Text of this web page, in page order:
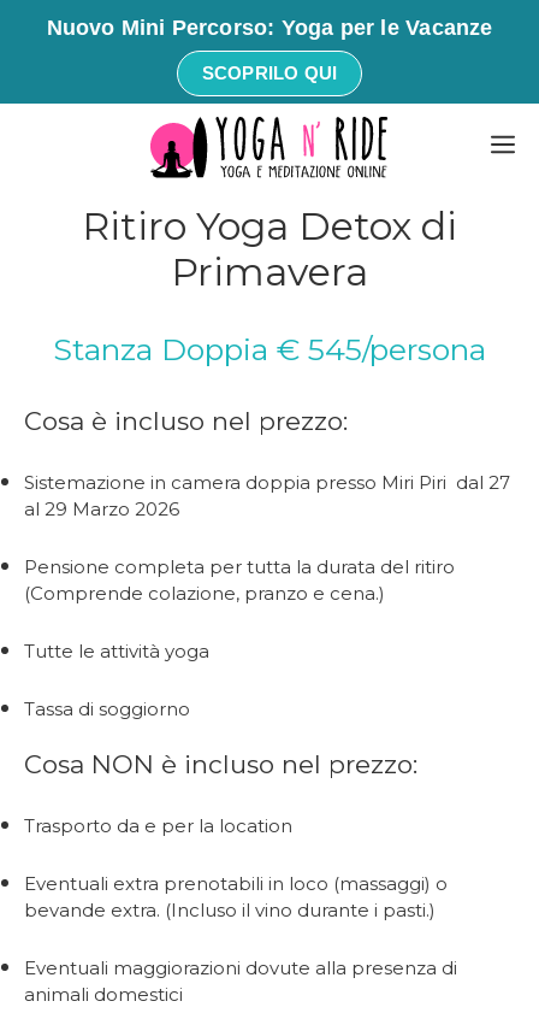
Nuovo Mini Percorso: Yoga per le Vacanze
SCOPRILO QUI
Ritiro Yoga Detox di
Primavera
Stanza Doppia € 545/persona
Cosa è incluso nel prezzo:
Sistemazione in camera doppia presso Miri Piri dal 27
al 29 Marzo 2026
Pensione completa per tutta la durata del ritiro
(Comprende colazione, pranzo e cena.)
Tutte le attività yoga
Tassa di soggiorno
Cosa NON è incluso nel prezzo:
Trasporto da e per la location
Eventuali extra prenotabili in loco (massaggi) o
bevande extra. (Incluso il vino durante i pasti.)
Eventuali maggiorazioni dovute alla presenza di
animali domestici